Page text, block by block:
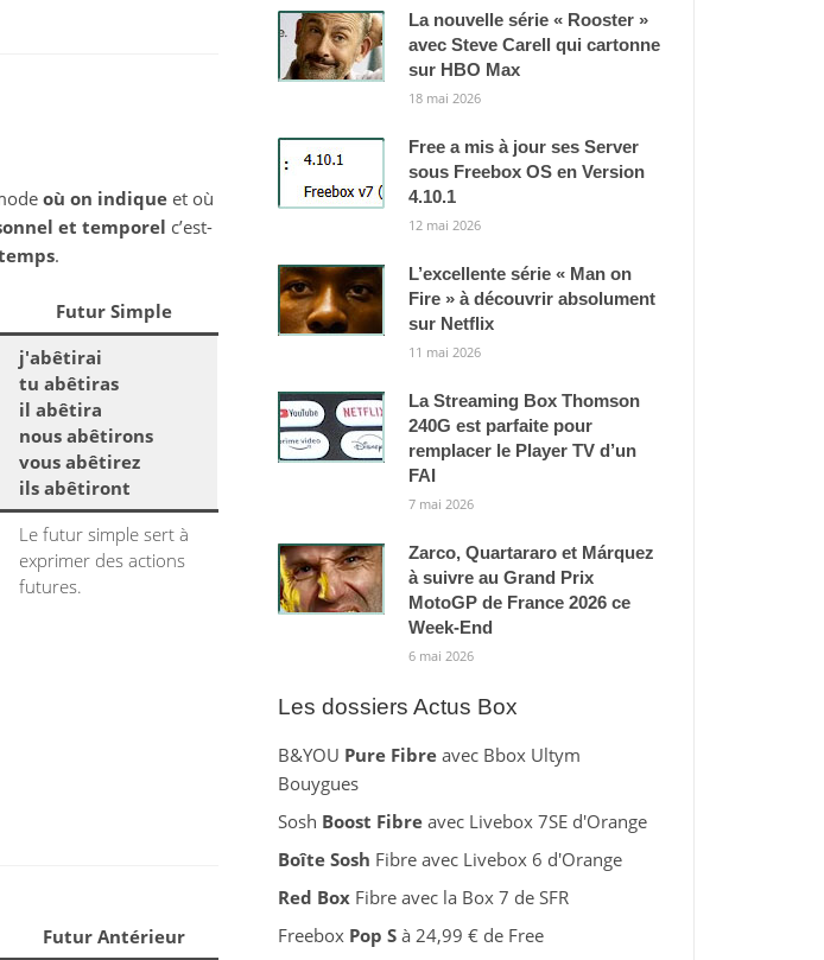
où on indiqueet où
et temporel c’est-
.
Futur Simple
j'abêtirai
tu abêtiras
il abêtira
nous abêtirons
vous abêtirez
ils abêtiront
Le futur simple sert à
exprimer des actions
futures.
Futur Antérieur
La nouvelle série « Rooster »
avec Steve Carell qui cartonne
sur HBO Max
18 mai 2026
Free a mis à jour ses Server
sous Freebox OS en Version
4.10.1
12 mai 2026
L’excellente série « Man on
Fire » à découvrir absolument
sur Netflix
11 mai 2026
La Streaming Box Thomson
240G est parfaite pour
remplacer le Player TV d’un
FAI
7 mai 2026
Zarco, Quartararo et Márquez
à suivre au Grand Prix
MotoGP de France 2026 ce
Week-End
6 mai 2026
Les dossiers Actus Box
B&YOU Pure Fibreavec Bbox Ultym
Bouygues
Sosh Boost Fibreavec Livebox 7SE d'Orange
Boîte Sosh Fibre avec Livebox 6 d'Orange
Red BoxFibre avec la Box 7 de SFR
Freebox Pop Sà 24,99 € de Free